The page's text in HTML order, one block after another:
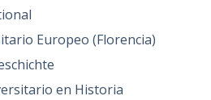
Europeo (Florencia)
en Historia